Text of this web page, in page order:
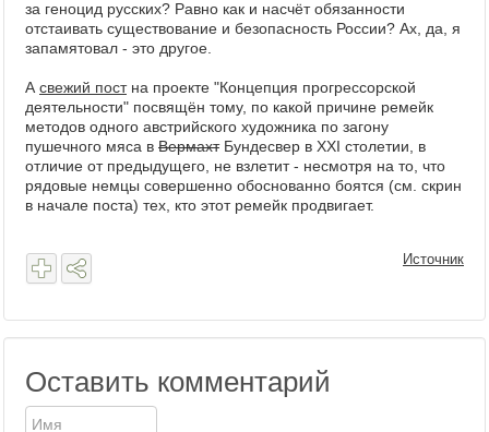
за геноцид русских? Равно как и насчёт обязанности
отстаивать существование и безопасность России? Ах, да, я
запамятовал - это другое.
А свежий постна проекте "Концепция прогрессорской
деятельности" посвящён тому, по какой причине ремейк
методов одного австрийского художника по загону
пушечного мяса в ВермахтБундесвер в XXI столетии, в
отличие от предыдущего, не взлетит - несмотря на то, что
рядовые немцы совершенно обоснованно боятся (см. скрин
в начале поста) тех, кто этот ремейк продвигает.
Источник
Оставить комментарий